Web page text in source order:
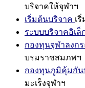
บริจาคให้จุฬาฯ
เริ่มต้นบริจาค เ
ระบบบริจาคอิเ
กองทุนจุฬาลงก
บรมราชสมภพฯ
กองทุนภูมิคุ้มกัน
มะเร็งจุฬาฯ